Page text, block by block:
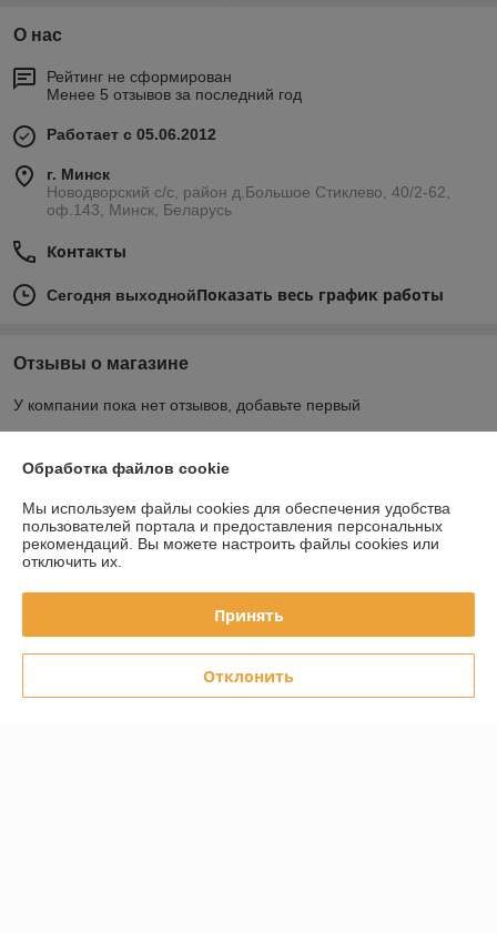
О нас
Рейтинг не сформирован
Менее 5 отзывов за последний год
Работает с 05.06.2012
г. Минск
Новодворский с/с, район д.Большое Стиклево, 40/2-62,
оф.143, Минск, Беларусь
Контакты
Сегодня выходнойПоказать весь график работы
Отзывы о магазине
У компании пока нет отзывов, добавьте первый
О нас
Контакты
Обработка файлов cookie
Мы используем файлы cookies для обеспечения удобства
пользователей портала и предоставления персональных
рекомендаций. Вы можете настроить файлы cookies или
отключить их.
Принять
Отклонить